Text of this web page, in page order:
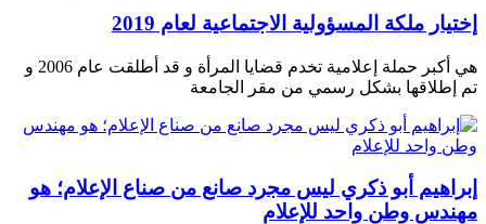
إختيار ملكة المسؤولية الاجتماعية لعام 2019
هي أكبر حملة إعلامية تخدم قضايا المرأة و قد أطلقت عام 2006 و
تم إطلاقها بشكل رسمي من مقر الجامعة
إبراهيم أبو ذكري ليس مجرد صانع من صناع الإعلام؛ هو
مهندس وطن واحد للإعلام